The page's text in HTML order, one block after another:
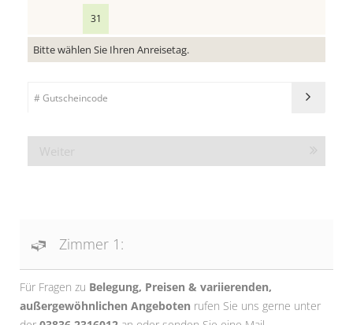
31
Bitte wählen Sie Ihren Anreisetag.
Zimmer 1:
Für Fragen zu Belegung, Preisen & variierenden,
außergewöhnlichen Angeboten rufen Sie uns gerne unter